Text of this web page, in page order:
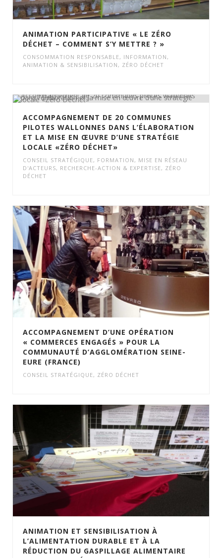
ANIMATION PARTICIPATIVE « LE ZÉRO
DÉCHET – COMMENT S’Y METTRE ? »
CONSOMMATION RESPONSABLE, INFORMATION,
ANIMATION & SENSIBILISATION , ZÉRO DÉCHET
ACCOMPAGNEMENT DE 20 COMMUNES
PILOTES WALLONNES DANS L’ÉLABORATION
ET LA MISE EN ŒUVRE D’UNE STRATÉGIE
LOCALE «ZÉRO DÉCHET»
CONSEIL STRATÉGIQUE, FORMATION , MISE EN RÉSEAU
D'ACTEURS, RECHERCHE-ACTION & EXPERTISE, ZÉRO
DÉCHET
ACCOMPAGNEMENT D’UNE OPÉRATION
« COMMERCES ENGAGÉS » POUR LA
COMMUNAUTÉ D’AGGLOMÉRATION SEINE-
EURE (FRANCE)
CONSEIL STRATÉGIQUE, ZÉRO DÉCHET
ANIMATION ET SENSIBILISATION À
L’ALIMENTATION DURABLE ET À LA
RÉDUCTION DU GASPILLAGE ALIMENTAIRE